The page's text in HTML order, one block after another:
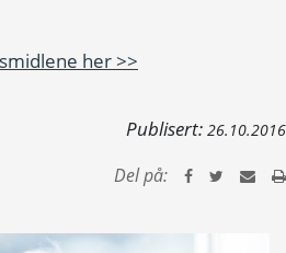
her >>
Publisert: 26.10.2016
Del på: